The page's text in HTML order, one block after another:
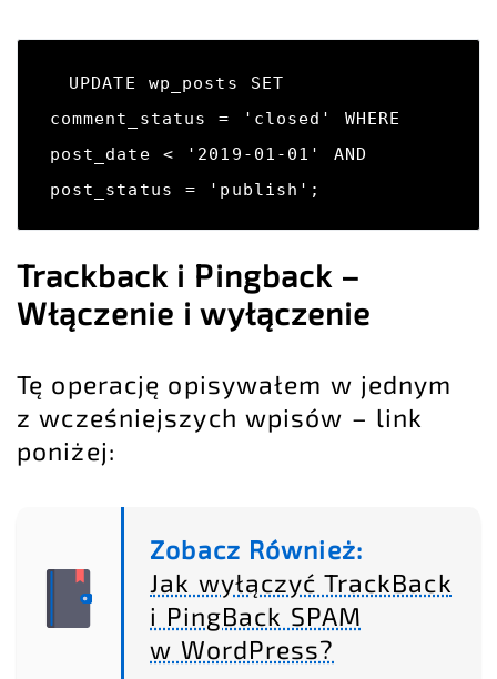
UPDATE wp_posts SET
comment_status = 'closed' WHERE
post_date < '2019-01-01' AND
post_status = 'publish';
Trackback i Pingback –
Włączenie i wyłączenie
Tę operację opisywałem w jednym
z wcześniejszych wpisów – link
poniżej:
Zobacz Również:
Jak wyłączyć TrackBack
i PingBack SPAM
w WordPress?